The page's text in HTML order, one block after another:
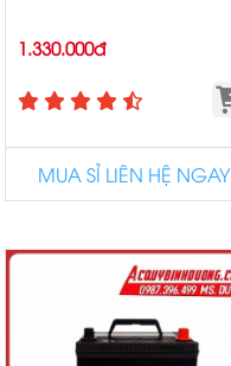
1.330.000đ
MUA SỈ LIÊN HỆ NGAY